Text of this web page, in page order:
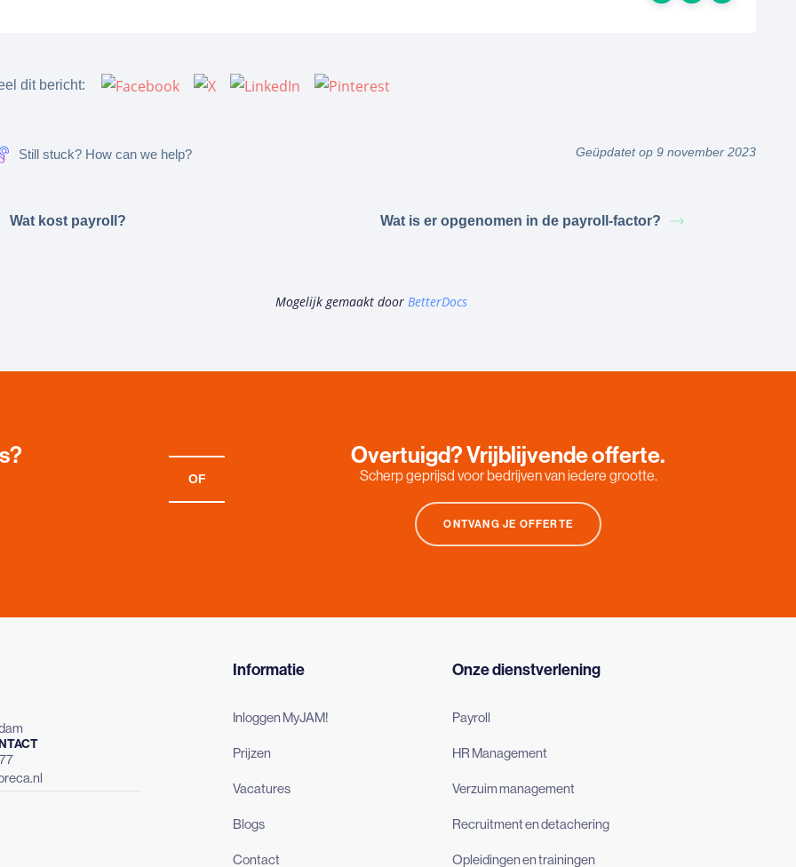
dit bericht:
Still stuck? How can we help? Geüpdatet op 9 november 2023
Wat kost payroll? Wat is er opgenomen in de payroll-factor?
Mogelijk gemaakt door BetterDocs
OF
Overtuigd? Vrijblijvende offerte.
Scherp geprijsd voor bedrijven van iedere grootte.
ONTVANG JE OFFERTE
Informatie
Inloggen MyJAM!
Prijzen
Vacatures
Blogs
Contact
Onze dienstverlening
Payroll
HR Management
Verzuim management
Recruitment en detachering
Opleidingen en trainingen